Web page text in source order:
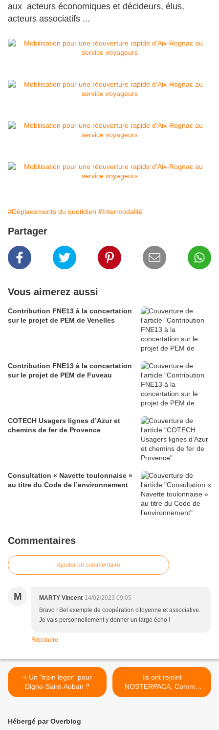
aux acteurs économiques et décideurs, élus,
acteurs associatifs ...
#Déplacements du quotidien #Intermodalité
Partager
Vous aimerez aussi
Contribution FNE13 à la concertation
sur le projet de PEM de Venelles
Contribution FNE13 à la concertation
sur le projet de PEM de Fuveau
COTECH Usagers lignes d’Azur et
chemins de fer de Provence
Consultation « Navette toulonnaise »
au titre du Code de l’environnement
Commentaires
Ajouter un commentaire
M MARTY Vincent 14/02/2023 09:05
Bravo ! Bel exemple de coopération citoyenne et associative.
Je vais personnellement y donner un large écho !
Répondre
< Un "train léger" pour
Digne-Saint-Auban ?
Ils ont rejoint
NOSTERPACA. Comme
eux, renforcez le
Hébergé par Overblog